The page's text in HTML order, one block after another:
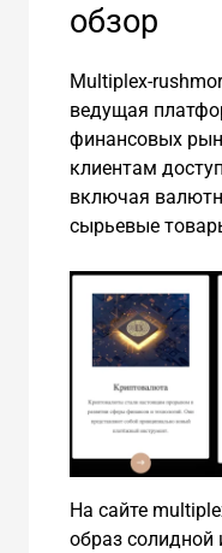
обзор
Multiplex-
ведущая
финансовых
клиентам
включая
сырьевые
На сайте
образ